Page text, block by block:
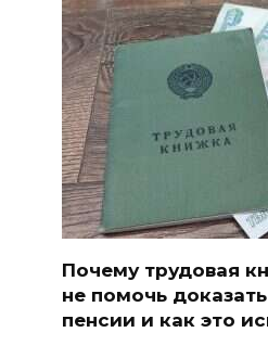
Почему трудовая
не помочь
пенсии и как это